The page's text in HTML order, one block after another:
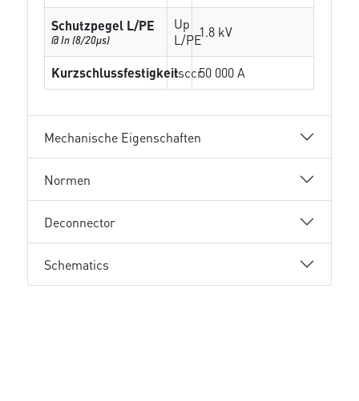
Schutzpegel L/PE
@ In (8/20µs)
Up
L/PE1.8 kV
KurzschlussfestigkeitIsccr50 000 A
Mechanische Eigenschaften
Normen
Deconnector
Schematics